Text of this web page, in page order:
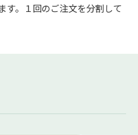
す。１回のご注文を分割して